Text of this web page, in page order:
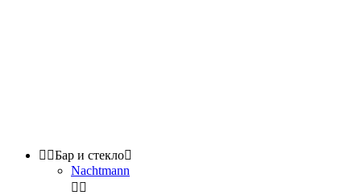
 Бар и стекло
Nachtmann
 